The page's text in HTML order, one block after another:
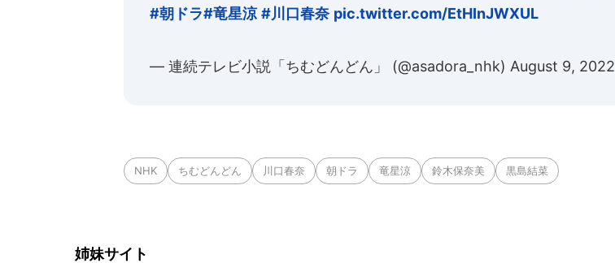
#朝ドラ#竜星涼 #川口春奈 pic.twitter.com/EtHInJWXUL
— 連続テレビ小説「ちむどんどん」 (@asadora_nhk) August 9, 2022
NHK ちむどんどん 川口春奈 朝ドラ 竜星涼 鈴木保奈美 黒島結菜
姉妹サイト